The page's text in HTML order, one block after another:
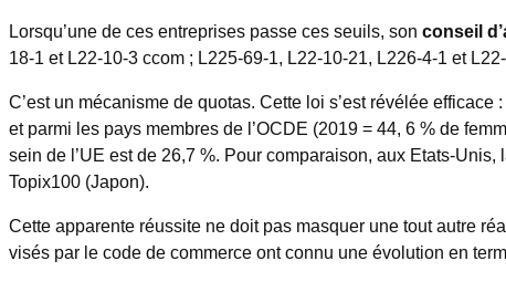
Lorsqu’une de ces entreprises passe ces seuils, son conseil
18-1 et L22-10-3 ccom ; L225-69-1, L22-10-21, L226-4-1 et
C’est un mécanisme de quotas. Cette loi s’est révélée
et parmi les pays membres de l’OCDE (2019 = 44, 6 % de
sein de l’UE est de 26,7 %. Pour comparaison, aux Etats-
Topix100 (Japon).
Cette apparente réussite ne doit pas masquer une tout autre
visés par le code de commerce ont connu une évolution en